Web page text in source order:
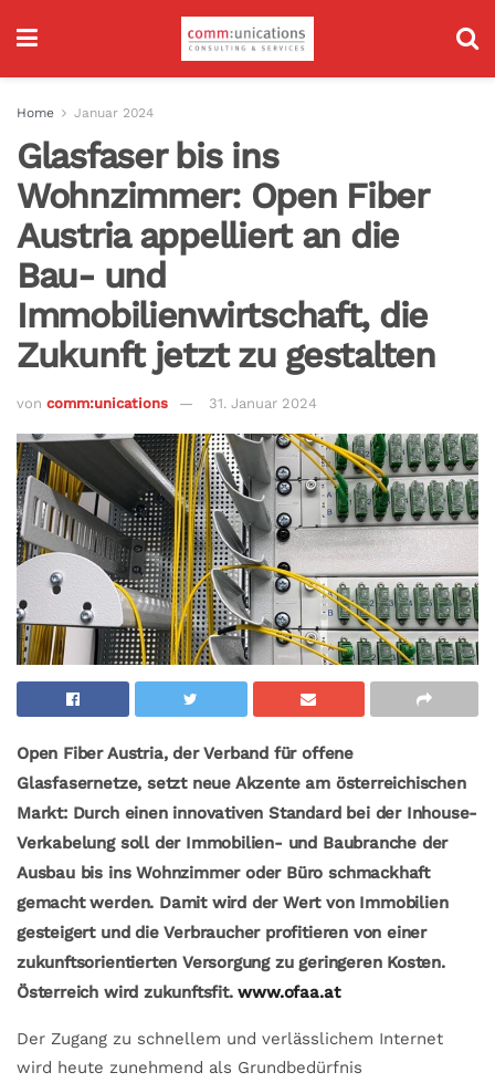
Home Januar 2024
Glasfaser bis ins
Wohnzimmer: Open Fiber
Austria appelliert an die
Bau- und
Immobilienwirtschaft, die
Zukunft jetzt zu gestalten
von comm:unications 31. Januar 2024
Open Fiber Austria, der Verband für offene
Glasfasernetze, setzt neue Akzente am österreichischen
Markt: Durch einen innovativen Standard bei der Inhouse-
Verkabelung soll der Immobilien- und Baubranche der
Ausbau bis ins Wohnzimmer oder Büro schmackhaft
gemacht werden. Damit wird der Wert von Immobilien
gesteigert und die Verbraucher profitieren von einer
zukunftsorientierten Versorgung zu geringeren Kosten.
Österreich wird zukunftsfit.www.ofaa.at
Der Zugang zu schnellem und verlässlichem Internet
wird heute zunehmend als Grundbedürfnis